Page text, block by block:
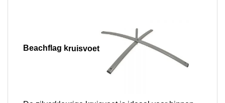
Beachflag kruisvoet